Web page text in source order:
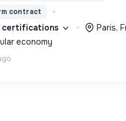
contract
certifications
Paris,
economy